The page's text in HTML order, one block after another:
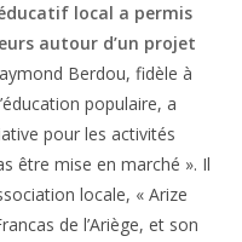
local a permis
autour d’un projet
Berdou, fidèle à
populaire, a
pour les activités
être mise en marché ». Il
locale, « Arize
de l’Ariège, et son